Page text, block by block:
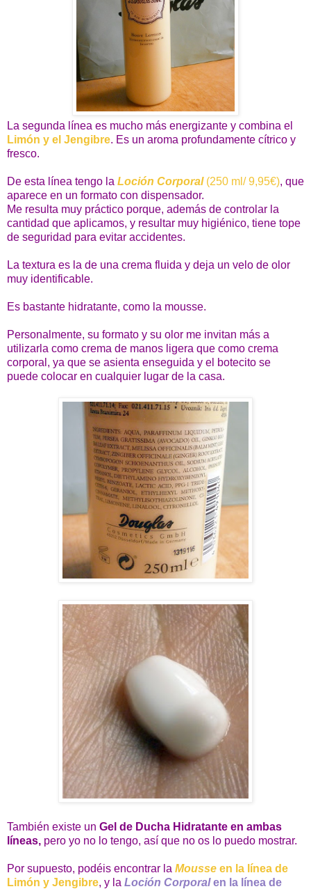
La segunda línea es mucho más energizante y combina el
Limón y el Jengibre. Es un aroma profundamente cítrico y
fresco.
De esta línea tengo la Loción Corporal (250 ml/ 9,95€), que
aparece en un formato con dispensador.
Me resulta muy práctico porque, además de controlar la
cantidad que aplicamos, y resultar muy higiénico, tiene tope
de seguridad para evitar accidentes.
La textura es la de una crema fluida y deja un velo de olor
muy identificable.
Es bastante hidratante, como la mousse.
Personalmente, su formato y su olor me invitan más a
utilizarla como crema de manos ligera que como crema
corporal, ya que se asienta enseguida y el botecito se
puede colocar en cualquier lugar de la casa.
También existe un Gel de Ducha Hidratante en ambas
líneas, pero yo no lo tengo, así que no os lo puedo mostrar.
Por supuesto, podéis encontrar la Mousse en la línea de
Limón y Jengibre, y la Loción Corporalen la línea de